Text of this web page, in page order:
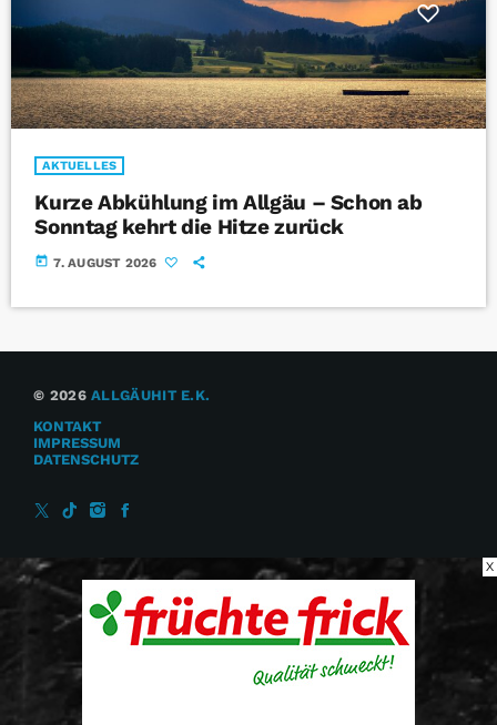
AKTUELLES
Kurze Abkühlung im Allgäu – Schon ab
Sonntag kehrt die Hitze zurück
today 7. AUGUST 2026
© 2026ALLGÄUHIT E.K.
KONTAKT
IMPRESSUM
DATENSCHUTZ
X